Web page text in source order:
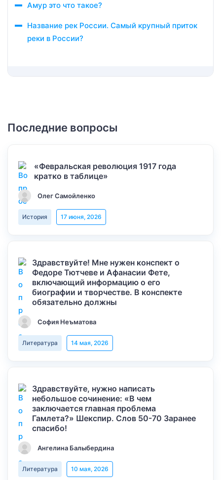
Амур это что такое?
Название рек России. Самый крупный приток
реки в России?
Последние вопросы
«Февральская революция 1917 года
кратко в таблице»
Олег Самойленко
История 17 июня, 2026
Здравствуйте! Мне нужен конспект о
Федоре Тютчеве и Афанасии Фете,
включающий информацию о его
биографии и творчестве. В конспекте
обязательно должны
София Неъматова
Литература 14 мая, 2026
Здравствуйте, нужно написать
небольшое сочинение: «В чем
заключается главная проблема
Гамлета?» Шекспир. Слов 50-70 Заранее
спасибо!
Ангелина Балыбердина
Литература 10 мая, 2026